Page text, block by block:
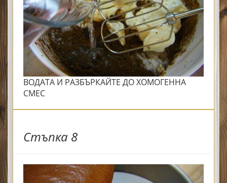
ВОДАТА И РАЗБЪРКАЙТЕ ДО ХОМОГЕННА
СМЕС
Стъпка 8